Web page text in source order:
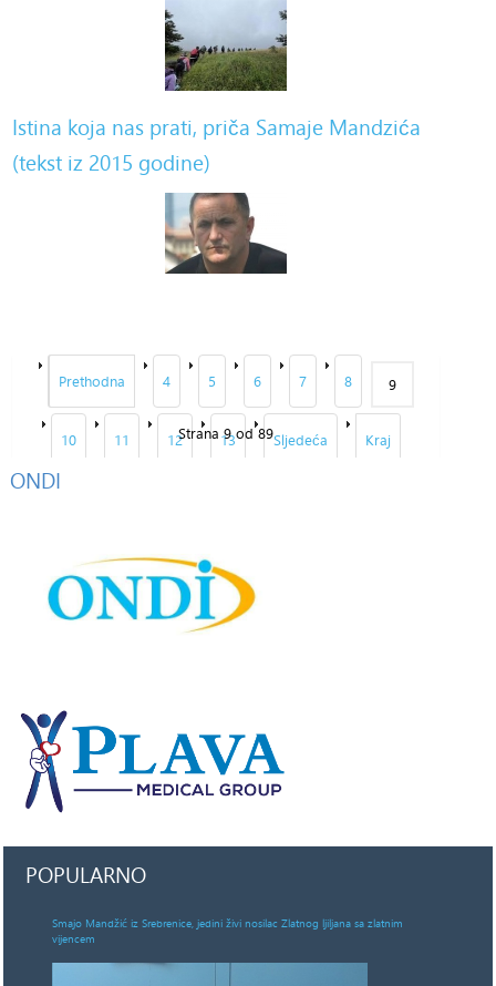
Istina koja nas prati, priča Samaje Mandzića
(tekst iz 2015 godine)
Prethodna 4 5 6 7 8 9
10 11 12 13 Sljedeća Kraj
Strana 9 od 89
ONDI
POPULARNO
Smajo Mandžić iz Srebrenice, jedini živi nosilac Zlatnog ljiljana sa zlatnim
vijencem